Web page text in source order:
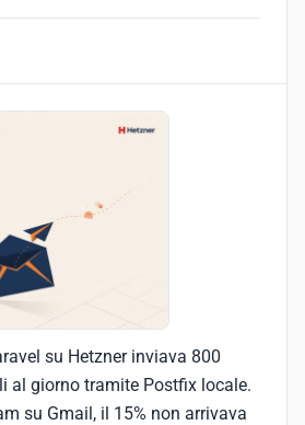
su Hetzner inviava 800
al giorno tramite Postfix locale.
su Gmail, il 15% non arrivava